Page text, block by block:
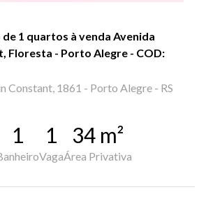
1 quartos à venda Avenida
Floresta - Porto Alegre - COD:
Constant, 1861 - Porto Alegre - RS
1 1
Vaga
34 m²
Área Privativa